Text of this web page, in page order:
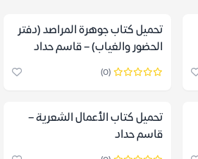
تحميل كتاب جوهرة المراصد (دفتر
الحضور والغياب) – قاسم حداد
(0)
تحميل كتاب الأعمال الشعرية –
قاسم حداد